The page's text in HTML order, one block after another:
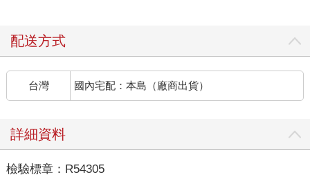
配送方式
台灣 國內宅配：本島（廠商出貨）
詳細資料
檢驗標章：R54305